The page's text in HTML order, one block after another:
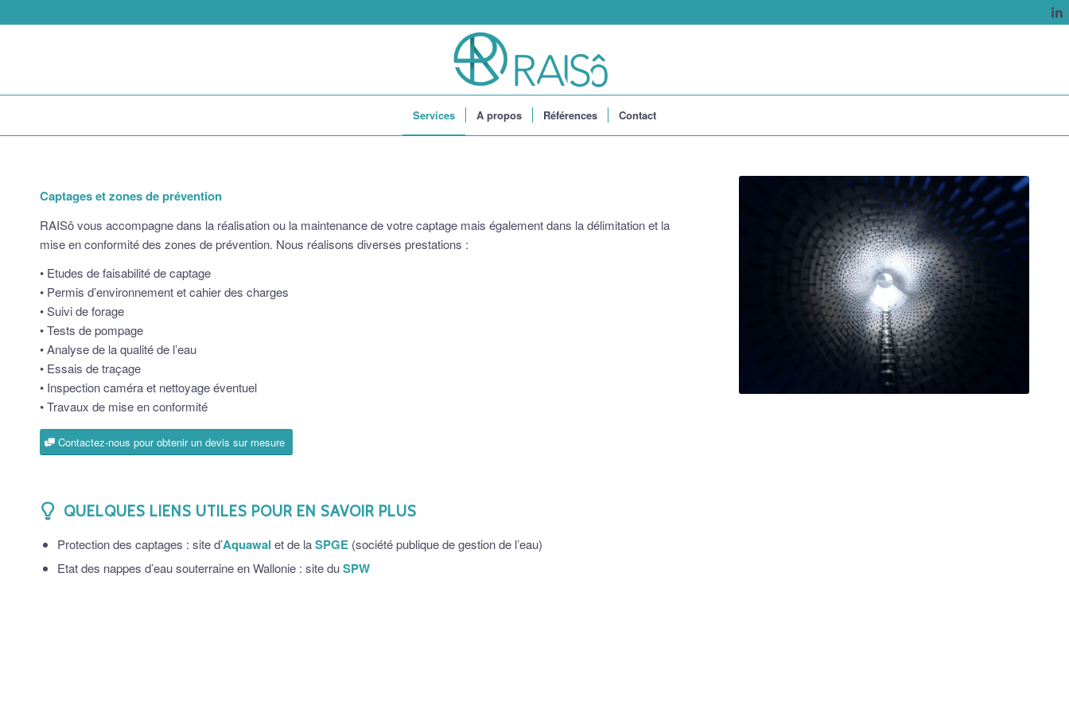
Services A propos Références Contact
Captages et zones de prévention
RAISô vous accompagne dans la réalisation ou la maintenance de votre captage mais également dans la délimitation et la
mise en conformité des zones de prévention. Nous réalisons diverses prestations :
• Etudes de faisabilité de captage
• Permis d’environnement et cahier des charges
• Suivi de forage
• Tests de pompage
• Analyse de la qualité de l’eau
• Essais de traçage
• Inspection caméra et nettoyage éventuel
• Travaux de mise en conformité
Contactez-nous pour obtenir un devis sur mesure
QUELQUES LIENS UTILES POUR EN SAVOIR PLUS
Protection des captages : site d’Aquawal et de laSPGE (société publique de gestion de l’eau)
Etat des nappes d’eau souterraine en Wallonie : site duSPW